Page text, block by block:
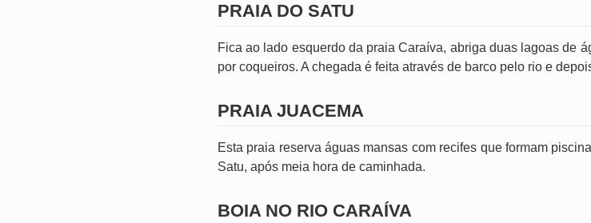
PRAIA DO SATU
Fica ao lado esquerdo da praia Caraíva, abriga duas lagoas de
por coqueiros. A chegada é feita através de barco pelo rio e
PRAIA JUACEMA
Esta praia reserva águas mansas com recifes que formam
Satu, após meia hora de caminhada.
BOIA NO RIO CARAÍVA